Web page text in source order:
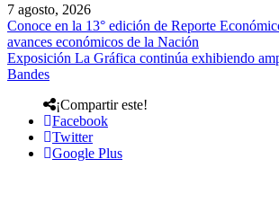
7 agosto, 2026
Conoce en la 13° edición de Reporte
avances económicos de la Nación
Exposición La Gráfica continúa exhibiendo
Bandes
¡Compartir este!
Facebook
Twitter
Google Plus